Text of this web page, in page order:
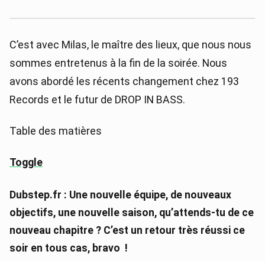
C’est avec Milas, le maître des lieux, que nous nous
sommes entretenus à la fin de la soirée. Nous
avons abordé les récents changement chez 193
Records et le futur de DROP IN BASS.
Table des matières
Toggle
Dubstep.fr : Une nouvelle équipe, de nouveaux
objectifs, une nouvelle saison, qu’attends-tu de ce
nouveau chapitre ? C’est un retour très réussi ce
soir en tous cas, bravo !